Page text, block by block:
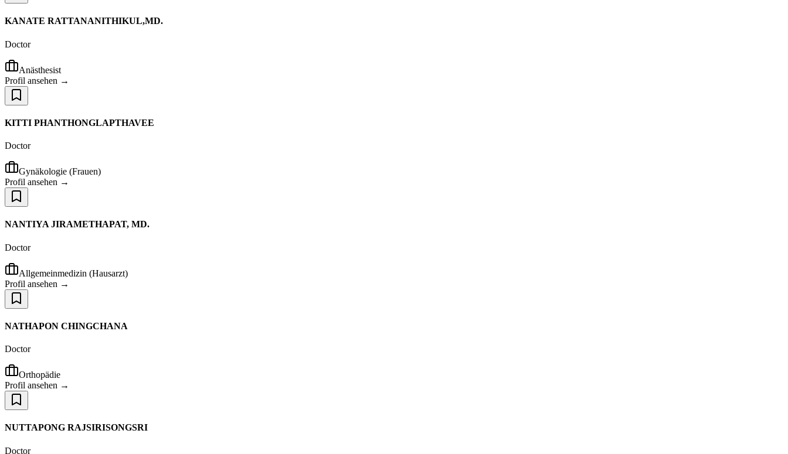
KANATE RATTANANITHIKUL,MD.
Doctor
Anästhesist
Profil ansehen →
KITTI PHANTHONGLAPTHAVEE
Doctor
Gynäkologie (Frauen)
Profil ansehen →
NANTIYA JIRAMETHAPAT, MD.
Doctor
Allgemeinmedizin (Hausarzt)
Profil ansehen →
NATHAPON CHINGCHANA
Doctor
Orthopädie
Profil ansehen →
NUTTAPONG RAJSIRISONGSRI
Doctor